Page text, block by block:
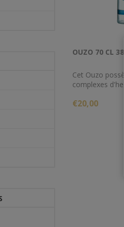
OUZO 70 CL
Cet Ouzo
complexes
qui donnent à
€20,00